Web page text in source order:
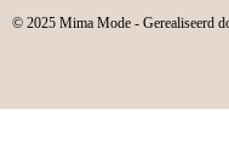
© 2025 Mima Mode - Gerealiseerd